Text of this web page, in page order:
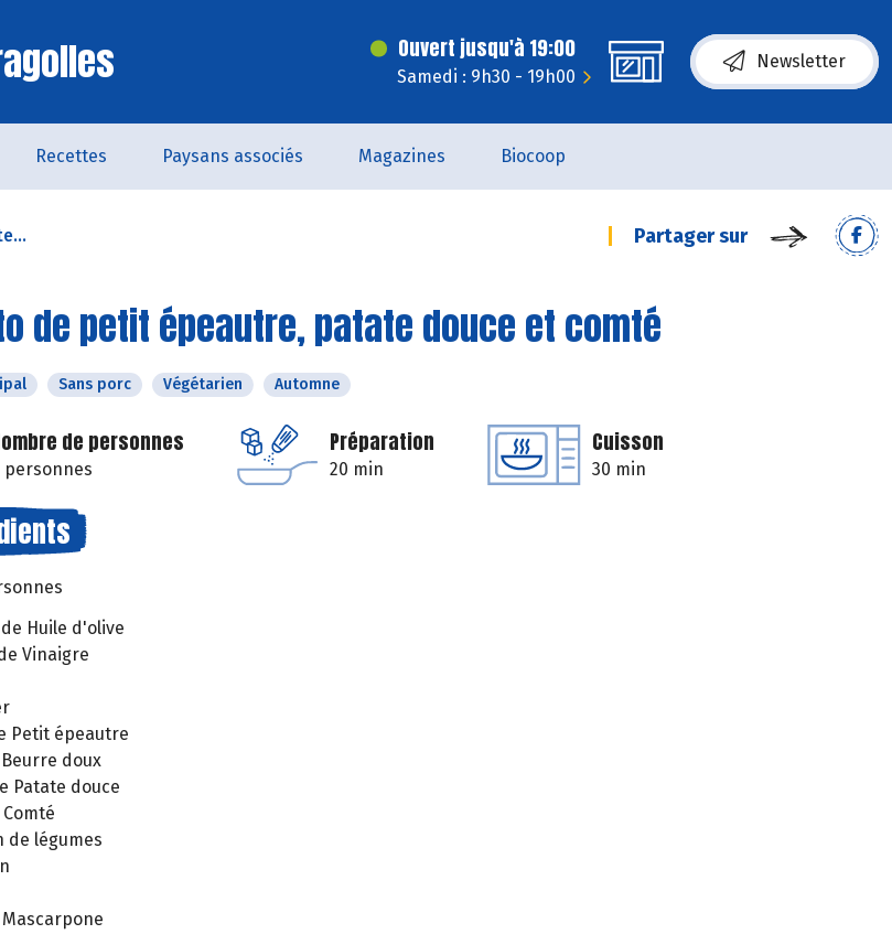
Ouvert jusqu'à 19:00
Samedi : 9h30 - 19h00
Newsletter
Recettes Paysans associés Magazines Biocoop
Partager sur
de petit épeautre, patate douce et comté
Sans porc Végétarien Automne
de personnes
personnes
Préparation
20 min
Cuisson
30 min
de Huile d'olive
Vinaigre
Petit épeautre
doux
Patate douce
de légumes